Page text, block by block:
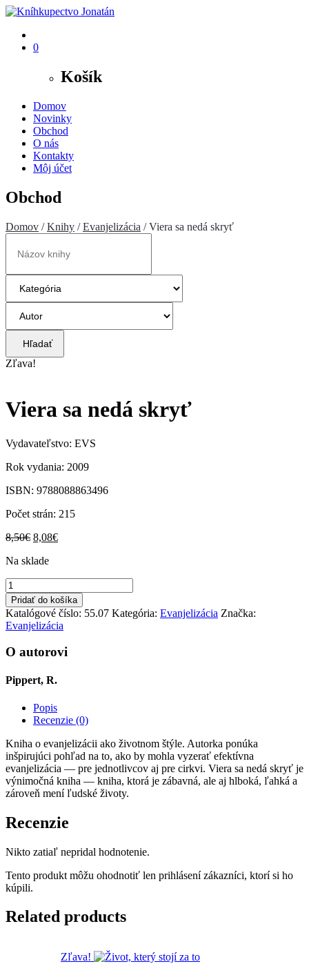
0
Košík
Domov
Novinky
Obchod
O nás
Kontakty
Môj účet
Obchod
Domov /Knihy /Evanjelizácia / Viera sa nedá skryť
Hľadať
Zľava!
Viera sa nedá skryť
Vydavateľstvo: EVS
Rok vydania: 2009
ISBN: 9788088863496
Počet strán: 215
8,50€ Pôvodná
bola:
8,08€Aktuálna
Na sklade
množstvo
Viera
sa
nedá
skryť
Pridať do košíka
Katalógové číslo: 55.07 Kategória: Evanjelizácia Značka:
Evanjelizácia
O autorovi
Pippert, R.
Popis
Recenzie (0)
Kniha o evanjelizácii ako životnom štýle. Autorka ponúka
inšpirujúci pohľad na to, ako by mohla vyzerať efektívna
evanjelizácia — pre jednotlivcov aj pre cirkvi. Viera sa nedá skryť je
výnimočná kniha — kniha, ktorá je zábavná, ale aj hlboká, ľahká a
zároveň mení ľudské životy.
Recenzie
Nikto zatiaľ nepridal hodnotenie.
Tento produkt môžu ohodnotiť len prihlásení zákazníci, ktorí si ho
kúpili.
Related products
Zľava!